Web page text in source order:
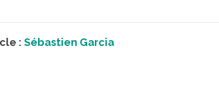
: Sébastien Garcia